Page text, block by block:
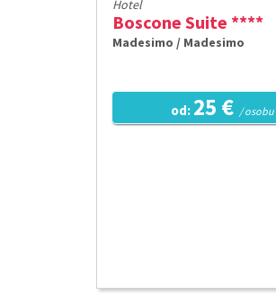
Hotel
Boscone Suite ****
Madesimo / Madesimo
od: 25 € / osobu